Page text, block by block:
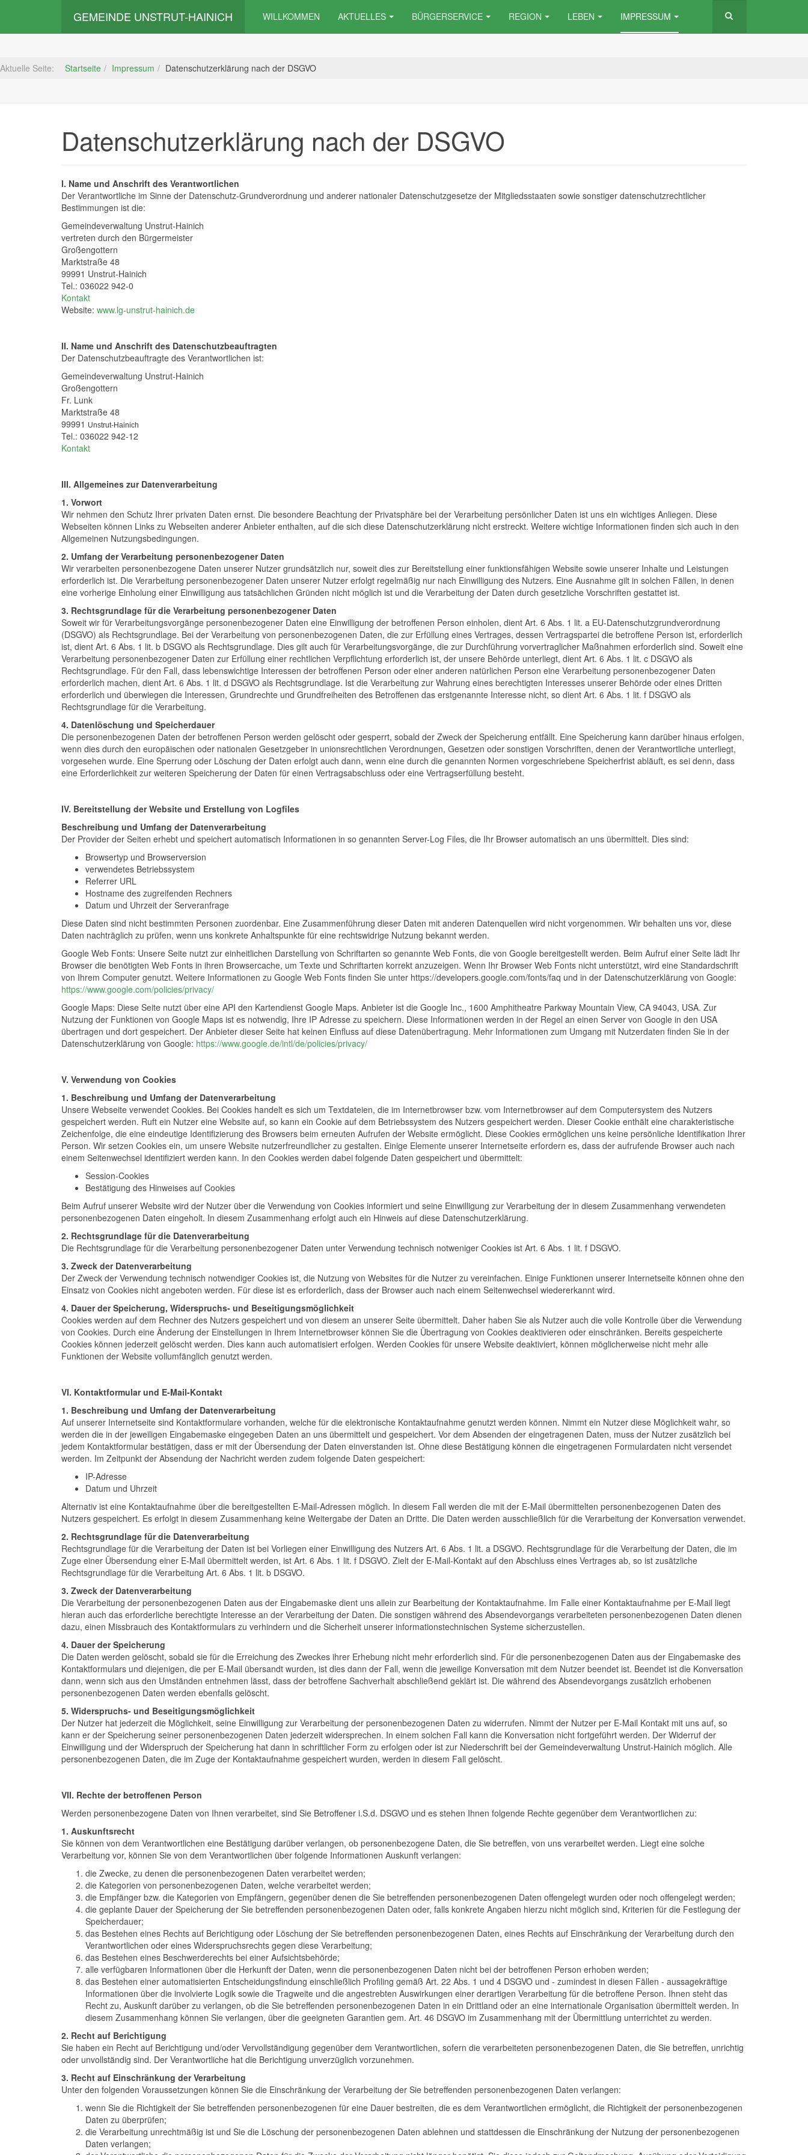
GEMEINDE UNSTRUT-HAINICH WILLKOMMEN AKTUELLES BÜRGERSERVICE REGION LEBEN IMPRESSUM
Aktuelle Seite: Startseite Impressum Datenschutzerklärung nach der DSGVO
Datenschutzerklärung nach der DSGVO
I. Name und Anschrift des Verantwortlichen
Der Verantwortliche im Sinne der Datenschutz-Grundverordnung und anderer nationaler Datenschutzgesetze der Mitgliedsstaaten sowie sonstiger datenschutzrechtlicher
Bestimmungen ist die:
Gemeindeverwaltung Unstrut-Hainich
vertreten durch den Bürgermeister
Großengottern
Marktstraße 48
99991 Unstrut-Hainich
Tel.: 036022 942-0
Kontakt
Website: www.lg-unstrut-hainich.de
II. Name und Anschrift des Datenschutzbeauftragten
Der Datenschutzbeauftragte des Verantwortlichen ist:
Gemeindeverwaltung Unstrut-Hainich
Großengottern
Fr. Lunk
Marktstraße 48
99991 Unstrut-Hainich
Tel.: 036022 942-12
Kontakt
III. Allgemeines zur Datenverarbeitung
1. Vorwort
Wir nehmen den Schutz Ihrer privaten Daten ernst. Die besondere Beachtung der Privatsphäre bei der Verarbeitung persönlicher Daten ist uns ein wichtiges Anliegen. Diese
Webseiten können Links zu Webseiten anderer Anbieter enthalten, auf die sich diese Datenschutzerklärung nicht erstreckt. Weitere wichtige Informationen finden sich auch in den
Allgemeinen Nutzungsbedingungen.
2. Umfang der Verarbeitung personenbezogener Daten
Wir verarbeiten personenbezogene Daten unserer Nutzer grundsätzlich nur, soweit dies zur Bereitstellung einer funktionsfähigen Website sowie unserer Inhalte und Leistungen
erforderlich ist. Die Verarbeitung personenbezogener Daten unserer Nutzer erfolgt regelmäßig nur nach Einwilligung des Nutzers. Eine Ausnahme gilt in solchen Fällen, in denen
eine vorherige Einholung einer Einwilligung aus tatsächlichen Gründen nicht möglich ist und die Verarbeitung der Daten durch gesetzliche Vorschriften gestattet ist.
3. Rechtsgrundlage für die Verarbeitung personenbezogener Daten
Soweit wir für Verarbeitungsvorgänge personenbezogener Daten eine Einwilligung der betroffenen Person einholen, dient Art. 6 Abs. 1 lit. a EU-Datenschutzgrundverordnung
(DSGVO) als Rechtsgrundlage. Bei der Verarbeitung von personenbezogenen Daten, die zur Erfüllung eines Vertrages, dessen Vertragspartei die betroffene Person ist, erforderlich
ist, dient Art. 6 Abs. 1 lit. b DSGVO als Rechtsgrundlage. Dies gilt auch für Verarbeitungsvorgänge, die zur Durchführung vorvertraglicher Maßnahmen erforderlich sind. Soweit eine
Verarbeitung personenbezogener Daten zur Erfüllung einer rechtlichen Verpflichtung erforderlich ist, der unsere Behörde unterliegt, dient Art. 6 Abs. 1 lit. c DSGVO als
Rechtsgrundlage. Für den Fall, dass lebenswichtige Interessen der betroffenen Person oder einer anderen natürlichen Person eine Verarbeitung personenbezogener Daten
erforderlich machen, dient Art. 6 Abs. 1 lit. d DSGVO als Rechtsgrundlage. Ist die Verarbeitung zur Wahrung eines berechtigten Interesses unserer Behörde oder eines Dritten
erforderlich und überwiegen die Interessen, Grundrechte und Grundfreiheiten des Betroffenen das erstgenannte Interesse nicht, so dient Art. 6 Abs. 1 lit. f DSGVO als
Rechtsgrundlage für die Verarbeitung.
4. Datenlöschung und Speicherdauer
Die personenbezogenen Daten der betroffenen Person werden gelöscht oder gesperrt, sobald der Zweck der Speicherung entfällt. Eine Speicherung kann darüber hinaus erfolgen,
wenn dies durch den europäischen oder nationalen Gesetzgeber in unionsrechtlichen Verordnungen, Gesetzen oder sonstigen Vorschriften, denen der Verantwortliche unterliegt,
vorgesehen wurde. Eine Sperrung oder Löschung der Daten erfolgt auch dann, wenn eine durch die genannten Normen vorgeschriebene Speicherfrist abläuft, es sei denn, dass
eine Erforderlichkeit zur weiteren Speicherung der Daten für einen Vertragsabschluss oder eine Vertragserfüllung besteht.
IV. Bereitstellung der Website und Erstellung von Logfiles
Beschreibung und Umfang der Datenverarbeitung
Der Provider der Seiten erhebt und speichert automatisch Informationen in so genannten Server-Log Files, die Ihr Browser automatisch an uns übermittelt. Dies sind:
Browsertyp und Browserversion
verwendetes Betriebssystem
Referrer URL
Hostname des zugreifenden Rechners
Datum und Uhrzeit der Serveranfrage
Diese Daten sind nicht bestimmten Personen zuordenbar. Eine Zusammenführung dieser Daten mit anderen Datenquellen wird nicht vorgenommen. Wir behalten uns vor, diese
Daten nachträglich zu prüfen, wenn uns konkrete Anhaltspunkte für eine rechtswidrige Nutzung bekannt werden.
Google Web Fonts: Unsere Seite nutzt zur einheitlichen Darstellung von Schriftarten so genannte Web Fonts, die von Google bereitgestellt werden. Beim Aufruf einer Seite lädt Ihr
Browser die benötigten Web Fonts in ihren Browsercache, um Texte und Schriftarten korrekt anzuzeigen. Wenn Ihr Browser Web Fonts nicht unterstützt, wird eine Standardschrift
von Ihrem Computer genutzt. Weitere Informationen zu Google Web Fonts finden Sie unter https://developers.google.com/fonts/faq und in der Datenschutzerklärung von Google:
https://www.google.com/policies/privacy/
Google Maps: Diese Seite nutzt über eine API den Kartendienst Google Maps. Anbieter ist die Google Inc., 1600 Amphitheatre Parkway Mountain View, CA 94043, USA. Zur
Nutzung der Funktionen von Google Maps ist es notwendig, Ihre IP Adresse zu speichern. Diese Informationen werden in der Regel an einen Server von Google in den USA
übertragen und dort gespeichert. Der Anbieter dieser Seite hat keinen Einfluss auf diese Datenübertragung. Mehr Informationen zum Umgang mit Nutzerdaten finden Sie in der
Datenschutzerklärung von Google: https://www.google.de/intl/de/policies/privacy/
V. Verwendung von Cookies
1. Beschreibung und Umfang der Datenverarbeitung
Unsere Webseite verwendet Cookies. Bei Cookies handelt es sich um Textdateien, die im Internetbrowser bzw. vom Internetbrowser auf dem Computersystem des Nutzers
gespeichert werden. Ruft ein Nutzer eine Website auf, so kann ein Cookie auf dem Betriebssystem des Nutzers gespeichert werden. Dieser Cookie enthält eine charakteristische
Zeichenfolge, die eine eindeutige Identifizierung des Browsers beim erneuten Aufrufen der Website ermöglicht. Diese Cookies ermöglichen uns keine persönliche Identifikation Ihrer
Person. Wir setzen Cookies ein, um unsere Website nutzerfreundlicher zu gestalten. Einige Elemente unserer Internetseite erfordern es, dass der aufrufende Browser auch nach
einem Seitenwechsel identifiziert werden kann. In den Cookies werden dabei folgende Daten gespeichert und übermittelt:
Session-Cookies
Bestätigung des Hinweises auf Cookies
Beim Aufruf unserer Website wird der Nutzer über die Verwendung von Cookies informiert und seine Einwilligung zur Verarbeitung der in diesem Zusammenhang verwendeten
personenbezogenen Daten eingeholt. In diesem Zusammenhang erfolgt auch ein Hinweis auf diese Datenschutzerklärung.
2. Rechtsgrundlage für die Datenverarbeitung
Die Rechtsgrundlage für die Verarbeitung personenbezogener Daten unter Verwendung technisch notweniger Cookies ist Art. 6 Abs. 1 lit. f DSGVO.
3. Zweck der Datenverarbeitung
Der Zweck der Verwendung technisch notwendiger Cookies ist, die Nutzung von Websites für die Nutzer zu vereinfachen. Einige Funktionen unserer Internetseite können ohne den
Einsatz von Cookies nicht angeboten werden. Für diese ist es erforderlich, dass der Browser auch nach einem Seitenwechsel wiedererkannt wird.
4. Dauer der Speicherung, Widerspruchs- und Beseitigungsmöglichkeit
Cookies werden auf dem Rechner des Nutzers gespeichert und von diesem an unserer Seite übermittelt. Daher haben Sie als Nutzer auch die volle Kontrolle über die Verwendung
von Cookies. Durch eine Änderung der Einstellungen in Ihrem Internetbrowser können Sie die Übertragung von Cookies deaktivieren oder einschränken. Bereits gespeicherte
Cookies können jederzeit gelöscht werden. Dies kann auch automatisiert erfolgen. Werden Cookies für unsere Website deaktiviert, können möglicherweise nicht mehr alle
Funktionen der Website vollumfänglich genutzt werden.
VI. Kontaktformular und E-Mail-Kontakt
1. Beschreibung und Umfang der Datenverarbeitung
Auf unserer Internetseite sind Kontaktformulare vorhanden, welche für die elektronische Kontaktaufnahme genutzt werden können. Nimmt ein Nutzer diese Möglichkeit wahr, so
werden die in der jeweiligen Eingabemaske eingegeben Daten an uns übermittelt und gespeichert. Vor dem Absenden der eingetragenen Daten, muss der Nutzer zusätzlich bei
jedem Kontaktformular bestätigen, dass er mit der Übersendung der Daten einverstanden ist. Ohne diese Bestätigung können die eingetragenen Formulardaten nicht versendet
werden. Im Zeitpunkt der Absendung der Nachricht werden zudem folgende Daten gespeichert:
IP-Adresse
Datum und Uhrzeit
Alternativ ist eine Kontaktaufnahme über die bereitgestellten E-Mail-Adressen möglich. In diesem Fall werden die mit der E-Mail übermittelten personenbezogenen Daten des
Nutzers gespeichert. Es erfolgt in diesem Zusammenhang keine Weitergabe der Daten an Dritte. Die Daten werden ausschließlich für die Verarbeitung der Konversation verwendet.
2. Rechtsgrundlage für die Datenverarbeitung
Rechtsgrundlage für die Verarbeitung der Daten ist bei Vorliegen einer Einwilligung des Nutzers Art. 6 Abs. 1 lit. a DSGVO. Rechtsgrundlage für die Verarbeitung der Daten, die im
Zuge einer Übersendung einer E-Mail übermittelt werden, ist Art. 6 Abs. 1 lit. f DSGVO. Zielt der E-Mail-Kontakt auf den Abschluss eines Vertrages ab, so ist zusätzliche
Rechtsgrundlage für die Verarbeitung Art. 6 Abs. 1 lit. b DSGVO.
3. Zweck der Datenverarbeitung
Die Verarbeitung der personenbezogenen Daten aus der Eingabemaske dient uns allein zur Bearbeitung der Kontaktaufnahme. Im Falle einer Kontaktaufnahme per E-Mail liegt
hieran auch das erforderliche berechtigte Interesse an der Verarbeitung der Daten. Die sonstigen während des Absendevorgangs verarbeiteten personenbezogenen Daten dienen
dazu, einen Missbrauch des Kontaktformulars zu verhindern und die Sicherheit unserer informationstechnischen Systeme sicherzustellen.
4. Dauer der Speicherung
Die Daten werden gelöscht, sobald sie für die Erreichung des Zweckes ihrer Erhebung nicht mehr erforderlich sind. Für die personenbezogenen Daten aus der Eingabemaske des
Kontaktformulars und diejenigen, die per E-Mail übersandt wurden, ist dies dann der Fall, wenn die jeweilige Konversation mit dem Nutzer beendet ist. Beendet ist die Konversation
dann, wenn sich aus den Umständen entnehmen lässt, dass der betroffene Sachverhalt abschließend geklärt ist. Die während des Absendevorgangs zusätzlich erhobenen
personenbezogenen Daten werden ebenfalls gelöscht.
5. Widerspruchs- und Beseitigungsmöglichkeit
Der Nutzer hat jederzeit die Möglichkeit, seine Einwilligung zur Verarbeitung der personenbezogenen Daten zu widerrufen. Nimmt der Nutzer per E-Mail Kontakt mit uns auf, so
kann er der Speicherung seiner personenbezogenen Daten jederzeit widersprechen. In einem solchen Fall kann die Konversation nicht fortgeführt werden. Der Widerruf der
Einwilligung und der Widerspruch der Speicherung hat dann in schriftlicher Form zu erfolgen oder ist zur Niederschrift bei der Gemeindeverwaltung Unstrut-Hainich möglich. Alle
personenbezogenen Daten, die im Zuge der Kontaktaufnahme gespeichert wurden, werden in diesem Fall gelöscht.
VII. Rechte der betroffenen Person
Werden personenbezogene Daten von Ihnen verarbeitet, sind Sie Betroffener i.S.d. DSGVO und es stehen Ihnen folgende Rechte gegenüber dem Verantwortlichen zu:
1. Auskunftsrecht
Sie können von dem Verantwortlichen eine Bestätigung darüber verlangen, ob personenbezogene Daten, die Sie betreffen, von uns verarbeitet werden. Liegt eine solche
Verarbeitung vor, können Sie von dem Verantwortlichen über folgende Informationen Auskunft verlangen:
die Zwecke, zu denen die personenbezogenen Daten verarbeitet werden;
die Kategorien von personenbezogenen Daten, welche verarbeitet werden;
die Empfänger bzw. die Kategorien von Empfängern, gegenüber denen die Sie betreffenden personenbezogenen Daten offengelegt wurden oder noch offengelegt werden;
die geplante Dauer der Speicherung der Sie betreffenden personenbezogenen Daten oder, falls konkrete Angaben hierzu nicht möglich sind, Kriterien für die Festlegung der
Speicherdauer;
das Bestehen eines Rechts auf Berichtigung oder Löschung der Sie betreffenden personenbezogenen Daten, eines Rechts auf Einschränkung der Verarbeitung durch den
Verantwortlichen oder eines Widerspruchsrechts gegen diese Verarbeitung;
das Bestehen eines Beschwerderechts bei einer Aufsichtsbehörde;
alle verfügbaren Informationen über die Herkunft der Daten, wenn die personenbezogenen Daten nicht bei der betroffenen Person erhoben werden;
das Bestehen einer automatisierten Entscheidungsfindung einschließlich Profiling gemäß Art. 22 Abs. 1 und 4 DSGVO und - zumindest in diesen Fällen - aussagekräftige
Informationen über die involvierte Logik sowie die Tragweite und die angestrebten Auswirkungen einer derartigen Verarbeitung für die betroffene Person. Ihnen steht das
Recht zu, Auskunft darüber zu verlangen, ob die Sie betreffenden personenbezogenen Daten in ein Drittland oder an eine internationale Organisation übermittelt werden. In
diesem Zusammenhang können Sie verlangen, über die geeigneten Garantien gem. Art. 46 DSGVO im Zusammenhang mit der Übermittlung unterrichtet zu werden.
2. Recht auf Berichtigung
Sie haben ein Recht auf Berichtigung und/oder Vervollständigung gegenüber dem Verantwortlichen, sofern die verarbeiteten personenbezogenen Daten, die Sie betreffen, unrichtig
oder unvollständig sind. Der Verantwortliche hat die Berichtigung unverzüglich vorzunehmen.
3. Recht auf Einschränkung der Verarbeitung
Unter den folgenden Voraussetzungen können Sie die Einschränkung der Verarbeitung der Sie betreffenden personenbezogenen Daten verlangen:
wenn Sie die Richtigkeit der Sie betreffenden personenbezogenen für eine Dauer bestreiten, die es dem Verantwortlichen ermöglicht, die Richtigkeit der personenbezogenen
Daten zu überprüfen;
die Verarbeitung unrechtmäßig ist und Sie die Löschung der personenbezogenen Daten ablehnen und stattdessen die Einschränkung der Nutzung der personenbezogenen
Daten verlangen;